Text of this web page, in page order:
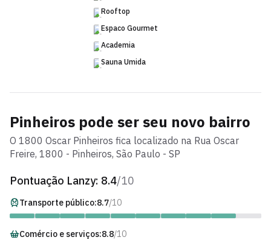
Rooftop
Espaco Gourmet
Academia
Sauna Umida
Pinheiros pode ser seu novo bairro
O 1800 Oscar Pinheiros fica localizado na Rua Oscar
Freire, 1800 - Pinheiros, São Paulo - SP
Pontuação Lanzy: 8.4/10
Transporte público:8.7/10
Comércio e serviços:8.8/10